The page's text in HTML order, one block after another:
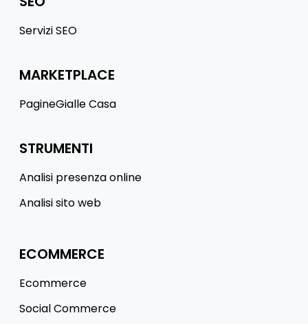
Servizi SEO
MARKETPLACE
PagineGialle Casa
STRUMENTI
Analisi presenza online
Analisi sito web
ECOMMERCE
Ecommerce
Social Commerce